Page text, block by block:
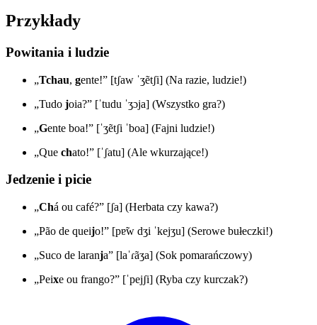
Przykłady
Powitania i ludzie
„Tchau, gente!” [tʃaw ˈʒẽtʃi] (Na razie, ludzie!)
„Tudo joia?” [ˈtudu ˈʒɔja] (Wszystko gra?)
„Gente boa!” [ˈʒẽtʃi ˈboa] (Fajni ludzie!)
„Que chato!” [ˈʃatu] (Ale wkurzające!)
Jedzenie i picie
„Chá ou café?” [ʃa] (Herbata czy kawa?)
„Pão de queijo!” [pɐ̃w dʒi ˈkejʒu] (Serowe bułeczki!)
„Suco de laranja” [laˈɾãʒa] (Sok pomarańczowy)
„Peixe ou frango?” [ˈpejʃi] (Ryba czy kurczak?)